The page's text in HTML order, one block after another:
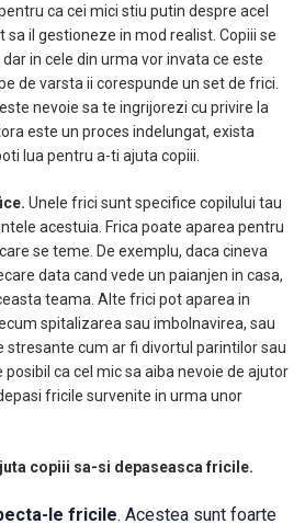
ca cei mici stiu putin despre acel
sa il gestioneze in mod realist. Copiii se
in cele din urma vor invata ce este
de varsta ii corespunde un set de frici.
nevoie sa te ingrijorezi cu privire la
este un proces indelungat, exista
lua pentru a-ti ajuta copiii.
Unele frici sunt specifice copilului tau
acestuia. Frica poate aparea pentru
se teme. De exemplu, daca cineva
data cand vede un paianjen in casa,
teama. Alte frici pot aparea in
spitalizarea sau imbolnavirea, sau
stresante cum ar fi divortul parintilor sau
ca cel mic sa aiba nevoie de ajutor
fricile survenite in urma unor
copiii sa-si depaseasca fricile.
le fricile. Acestea sunt foarte